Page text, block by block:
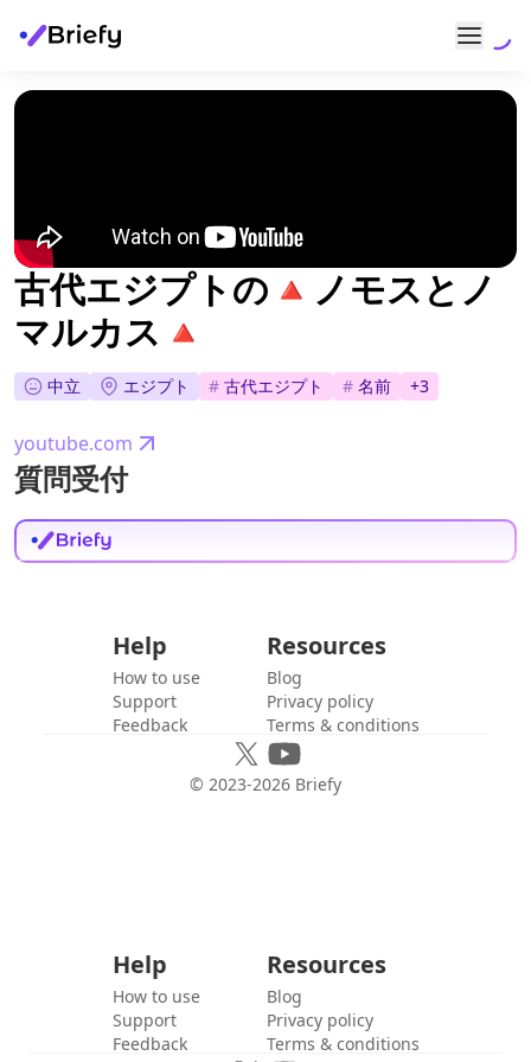
古代エジプトの🔺ノモスとノ
マルカス🔺
中立 エジプト # 古代エジプト # 名前 +3
youtube.com
質問受付
Help
How to use
Support
Feedback
Resources
Blog
Privacy policy
Terms & conditions
© 2023-2026 Briefy
Help
How to use
Support
Feedback
Resources
Blog
Privacy policy
Terms & conditions